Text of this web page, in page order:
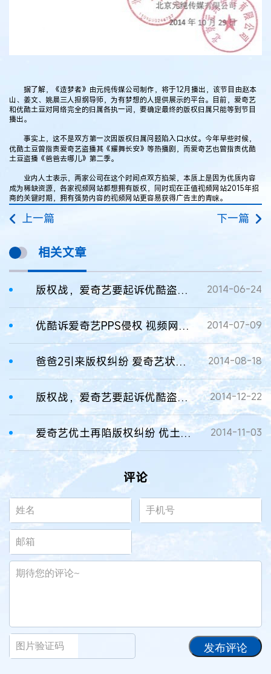
据了解，《造梦者》由元纯传媒公司制作，将于12月播出，该节目由赵本
山、姜文、姚晨三人担纲导师，为有梦想的人提供展示的平台。目前，爱奇艺
和优酷土豆对网络完全的归属各执一词，要确定最终的版权归属只能等到节目
播出。
事实上，这不是双方第一次因版权归属问题陷入口水仗。今年早些时候，
优酷土豆曾指责爱奇艺盗播其《耀舞长安》等热播剧，而爱奇艺也曾指责优酷
土豆盗播《爸爸去哪儿》第二季。
业内人士表示，两家公司在这个时间点双方掐架，本质上是因为优质内容
成为稀缺资源，各家视频网站都想拥有版权，同时现在正值视频网站2015年招
商的关键时期，拥有强势内容的视频网站更容易获得广告主的青睐。
上一篇 下一篇
相关文章
版权战，爱奇艺要起诉优酷盗版侵权 2014-06-24
优酷诉爱奇艺PPS侵权 视频网站版权大战轮番上演 2014-07-09
爸爸2引来版权纠纷 爱奇艺状告优酷索赔百万 2014-08-18
版权战，爱奇艺要起诉优酷盗版侵权 2014-12-22
爱奇艺优土再陷版权纠纷 优土称已采取法律维权 2014-11-03
评论
发布评论